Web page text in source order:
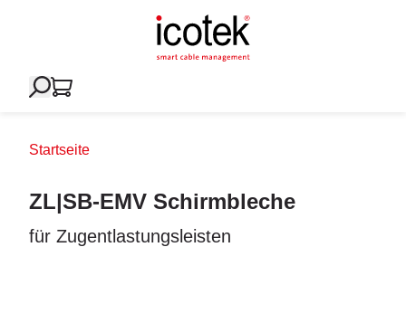
Startseite
ZL|SB-EMV Schirmbleche
für Zugentlastungsleisten